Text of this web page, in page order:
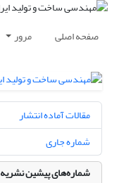
صفحه اصلی مرور
مقالات آماده انتشار
شماره جاری
شماره‌های پیشین نشریه